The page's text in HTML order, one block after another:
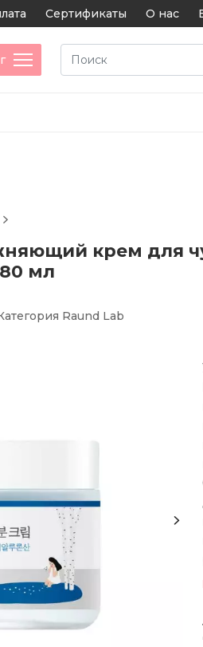
Сертификаты О нас
крем для
мл
Raund Lab